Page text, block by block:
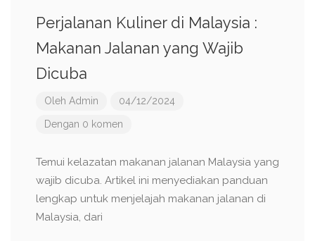
Perjalanan Kuliner di Malaysia :
Makanan Jalanan yang Wajib
Dicuba
Oleh Admin 04/12/2024
Dengan 0 komen
Temui kelazatan makanan jalanan Malaysia yang
wajib dicuba. Artikel ini menyediakan panduan
lengkap untuk menjelajah makanan jalanan di
Malaysia, dari